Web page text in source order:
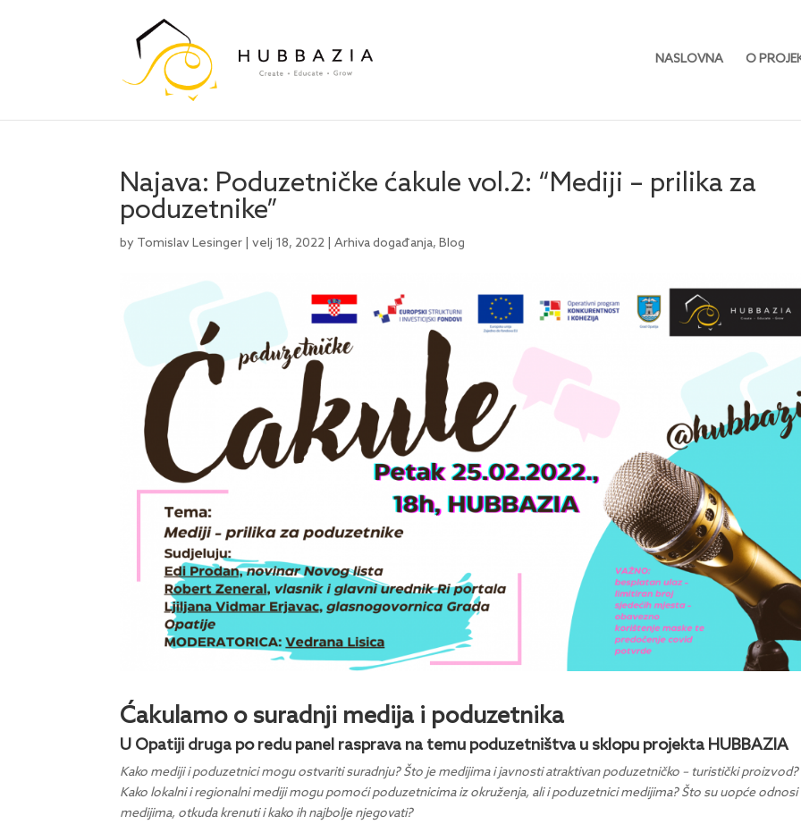
NASLOVNA O
Najava: Poduzetničke ćakule vol.2: “Mediji – prilika za
poduzetnike”
by Tomislav Lesinger |velj 18, 2022 |Arhiva događanja,Blog
Ćakulamo o suradnji medija i poduzetnika
U Opatiji druga po redu panel rasprava na temu poduzetništva u sklopu projekta HUBBAZIA
Kako mediji i poduzetnici mogu ostvariti suradnju? Što je medijima i javnosti atraktivan poduzetničko – turistički proizvod?
Kako lokalni i regionalni mediji mogu pomoći poduzetnicima iz okruženja, ali i poduzetnici medijima? Što su uopće odnosi
medijima, otkuda krenuti i kako ih najbolje njegovati?